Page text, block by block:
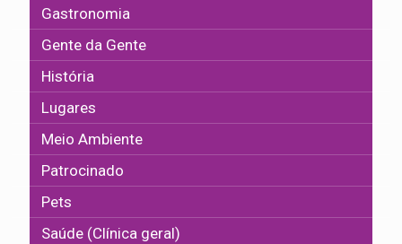
Gastronomia
Gente da Gente
História
Lugares
Meio Ambiente
Patrocinado
Pets
Saúde (Clínica geral)